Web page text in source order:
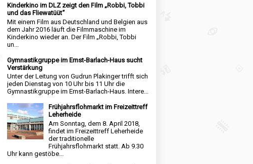
Kinderkino im DLZ zeigt den Film „Robbi, Tobbi
und das Fliewatüüt“
Mit einem Film aus Deutschland und Belgien aus
dem Jahr 2016 läuft die Filmmaschine im
Kinderkino wieder an. Der Film „Robbi, Tobbi
un...
Gymnastikgruppe im Ernst-Barlach-Haus sucht
Verstärkung
Unter der Leitung von Gudrun Plakinger trifft sich
jeden Dienstag von 10 Uhr bis 11 Uhr die
Gymnastikgruppe im Ernst-Barlach-Haus. Intere...
Frühjahrsflohmarkt im Freizeittreff
Leherheide
Am Sonntag, dem 8. April 2018,
findet im Freizeittreff Leherheide
der traditionelle
Frühjahrsflohmarkt statt. Ab 9.30
Uhr kann gestöbe...